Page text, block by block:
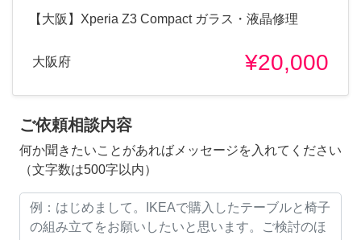
【大阪】Xperia Z3 Compact ガラス・液晶修理
大阪府 ¥20,000
ご依頼相談内容
何か聞きたいことがあればメッセージを入れてください
（文字数は500字以内）